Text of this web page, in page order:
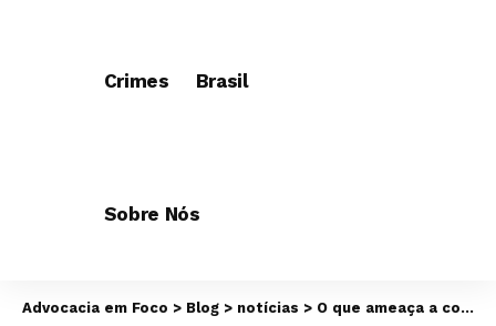
Crimes Brasil
Sobre Nós
Advocacia em Foco > Blog > notícias > O que ameaça a continuidade dos negócios ao longo das gerações? Saiba agora com Rodrigo Gonçalves Pimentel